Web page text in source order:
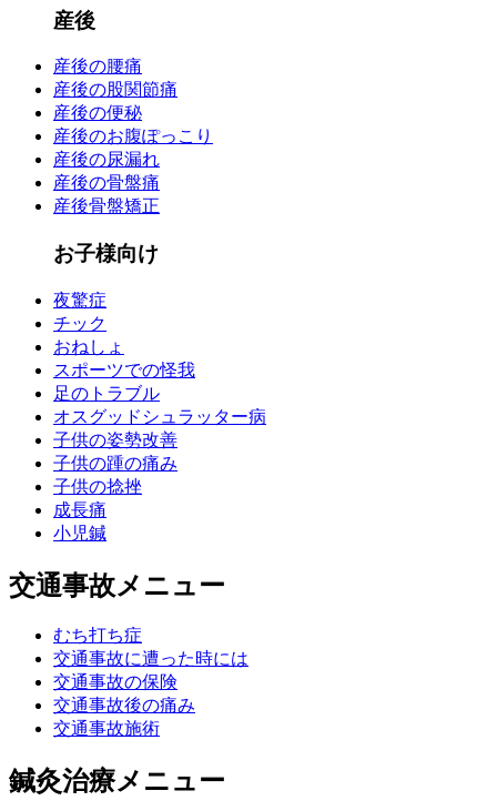
産後
産後のお腹ぽっこり
産後の骨盤痛
産後骨盤矯正
お子様向け
産後
産後の腰痛
産後の股関節痛
産後の便秘
産後のお腹ぽっこり
産後の尿漏れ
産後の骨盤痛
産後骨盤矯正
お子様向け
夜驚症
チック
おねしょ
スポーツでの怪我
足のトラブル
オスグッドシュラッター病
子供の姿勢改善
子供の踵の痛み
子供の捻挫
成長痛
小児鍼
交通事故メニュー
むち打ち症
交通事故に遭った時には
交通事故の保険
交通事故後の痛み
交通事故施術
鍼灸治療メニュー